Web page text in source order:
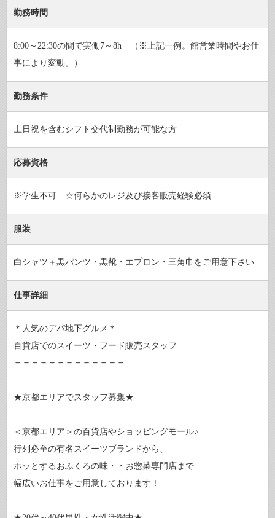
勤務時間
8:00～22:30の間で実働7～8h （※上記一例。館営業時間やお仕
事により変動。）
勤務条件
土日祝を含むシフト交代制勤務が可能な方
応募資格
※学生不可 ☆何らかのレジ及び接客販売経験必須
服装
白シャツ＋黒パンツ・黒靴・エプロン・三角巾をご用意下さい
仕事詳細
＊人気のデパ地下グルメ＊
百貨店でのスイーツ・フード販売スタッフ
＝＝＝＝＝＝＝＝＝＝＝＝＝
★京都エリアでスタッフ募集★
＜京都エリア＞の百貨店やショッピングモール♪
行列必至の有名スイーツブランドから、
ホッとするおふくろの味・・お惣菜専門店まで
幅広いお仕事をご用意しております！